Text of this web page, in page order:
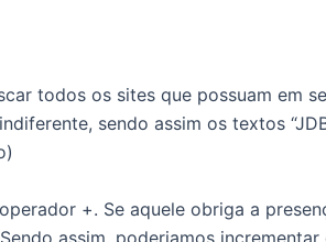
todos os sites que possuam em
sendo assim os textos
+. Se aquele obriga a
assim, poderiamos